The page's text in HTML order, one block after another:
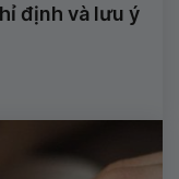
định và lưu ý